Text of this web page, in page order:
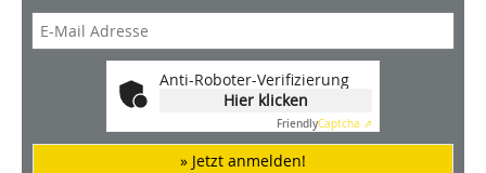
Anti-Roboter-Verifizierung
Hier klicken
FriendlyCaptcha ⇗
» Jetzt anmelden!